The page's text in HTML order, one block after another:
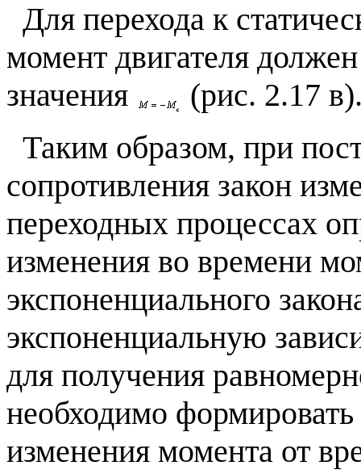
Для перехода к
момент двигателя
значения
(рис. 2.17
Таким образом, при
сопротивления закон
переходных процессах
изменения во времени
экспоненциального
экспоненциальную
для получения
необходимо
изменения момента от